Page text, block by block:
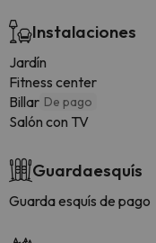
Instalaciones
Jardín
Fitness center
Billar De pago
Salón con TV
Guardaesquís
Guarda esquís de pago